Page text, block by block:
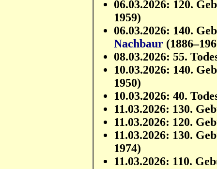
06.03.2026: 120.
1959)
06.03.2026: 140.
Nachbaur
08.03.2026: 55.
10.03.2026: 140.
1950)
10.03.2026: 40.
11.03.2026: 130.
11.03.2026: 120.
11.03.2026: 130.
1974)
11.03.2026: 110.